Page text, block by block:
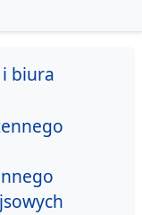
i biura